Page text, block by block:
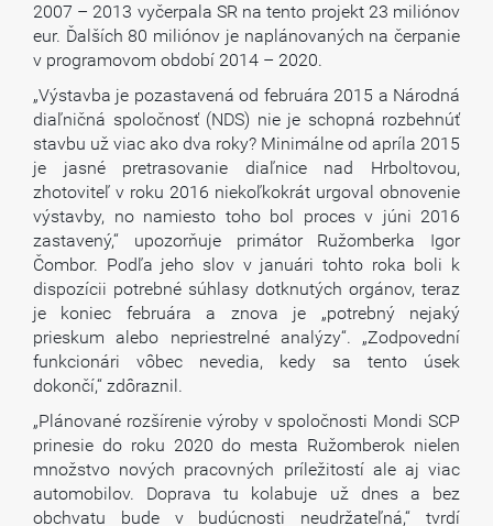
2007 – 2013 vyčerpala SR na tento projekt 23 miliónov
eur. Ďalších 80 miliónov je naplánovaných na čerpanie
v programovom období 2014 – 2020.
„Výstavba je pozastavená od februára 2015 a Národná
diaľničná spoločnosť (NDS) nie je schopná rozbehnúť
stavbu už viac ako dva roky? Minimálne od apríla 2015
je jasné pretrasovanie diaľnice nad Hrboltovou,
zhotoviteľ v roku 2016 niekoľkokrát urgoval obnovenie
výstavby, no namiesto toho bol proces v júni 2016
zastavený,“ upozorňuje primátor Ružomberka Igor
Čombor. Podľa jeho slov v januári tohto roka boli k
dispozícii potrebné súhlasy dotknutých orgánov, teraz
je koniec februára a znova je „potrebný nejaký
prieskum alebo nepriestrelné analýzy“. „Zodpovední
funkcionári vôbec nevedia, kedy sa tento úsek
dokončí,“ zdôraznil.
„Plánované rozšírenie výroby v spoločnosti Mondi SCP
prinesie do roku 2020 do mesta Ružomberok nielen
množstvo nových pracovných príležitostí ale aj viac
automobilov. Doprava tu kolabuje už dnes a bez
obchvatu bude v budúcnosti neudržateľná,“ tvrdí